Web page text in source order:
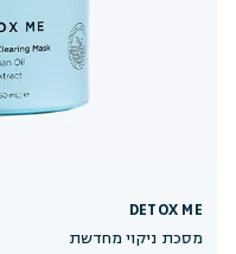
DETOX ME
מסכת ניקוי מחדשת